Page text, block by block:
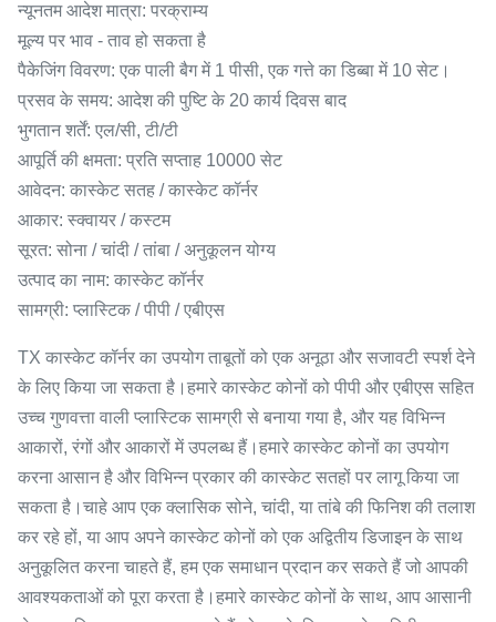
न्यूनतम आदेश मात्रा: परक्राम्य
मूल्य पर भाव - ताव हो सकता है
पैकेजिंग विवरण: एक पाली बैग में 1 पीसी, एक गत्ते का डिब्बा में 10 सेट।
प्रसव के समय: आदेश की पुष्टि के 20 कार्य दिवस बाद
भुगतान शर्तें: एल/सी, टी/टी
आपूर्ति की क्षमता: प्रति सप्ताह 10000 सेट
आवेदन: कास्केट सतह / कास्केट कॉर्नर
आकार: स्क्वायर / कस्टम
सूरत: सोना / चांदी / तांबा / अनुकूलन योग्य
उत्पाद का नाम: कास्केट कॉर्नर
सामग्री: प्लास्टिक / पीपी / एबीएस
TX कास्केट कॉर्नर का उपयोग ताबूतों को एक अनूठा और सजावटी स्पर्श देने
के लिए किया जा सकता है।हमारे कास्केट कोनों को पीपी और एबीएस सहित
उच्च गुणवत्ता वाली प्लास्टिक सामग्री से बनाया गया है, और यह विभिन्न
आकारों, रंगों और आकारों में उपलब्ध हैं।हमारे कास्केट कोनों का उपयोग
करना आसान है और विभिन्न प्रकार की कास्केट सतहों पर लागू किया जा
सकता है।चाहे आप एक क्लासिक सोने, चांदी, या तांबे की फिनिश की तलाश
कर रहे हों, या आप अपने कास्केट कोनों को एक अद्वितीय डिजाइन के साथ
अनुकूलित करना चाहते हैं, हम एक समाधान प्रदान कर सकते हैं जो आपकी
आवश्यकताओं को पूरा करता है।हमारे कास्केट कोनों के साथ, आप आसानी